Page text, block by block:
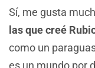
Sí, me gusta
las que creé
como un
es un mundo por